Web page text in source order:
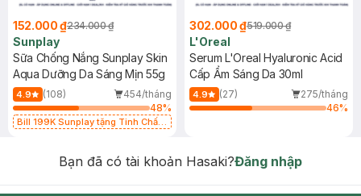
152.000 ₫234.000 ₫
Sunplay
Sữa Chống Nắng Sunplay Skin
Aqua Dưỡng Da Sáng Mịn 55g
4.9 (108)
454/tháng
48%
Bill 199K Sunplay tặng Tinh Chất
302.000 ₫519.000 ₫
L'Oreal
Serum L'Oreal Hyaluronic Acid
Cấp Ẩm Sáng Da 30ml
4.9 (27)
275/tháng
46%
Bạn đã có tài khoản Hasaki?Đăng nhập